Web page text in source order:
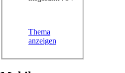
Thema
anzeigen